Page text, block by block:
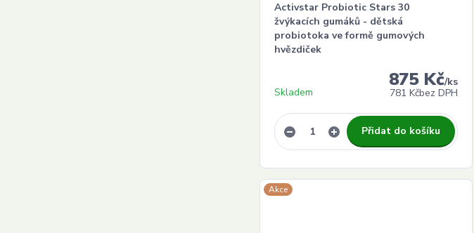
Activstar Probiotic Stars 30
žvýkacích gumáků - dětská
probiotoka ve formě gumových
hvězdiček
875 Kč/ks
781 Kčbez DPH
Skladem
Přidat do košíku
Akce